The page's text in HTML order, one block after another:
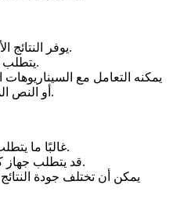
يوفر النتائج الأكثر سلاسة وطبيعية المظهر.
يتطلب الحد الأدنى من الجهد اليدوي.
يمكنه التعامل مع
أو النص المتراكب على المحتوى المهم.
غالبًا ما يتطلب اشتراكًا أو ترخيصًا مدفوعًا.
قد يتطلب جهاز كمبيوتر قويًا للتشغيل بفعالية.
يمكن أن تختلف جودة النتائج